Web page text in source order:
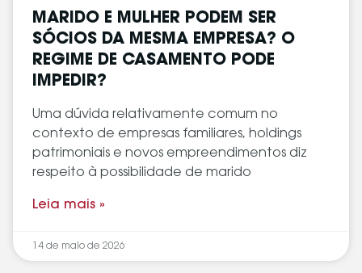
MARIDO E MULHER PODEM SER
SÓCIOS DA MESMA EMPRESA? O
REGIME DE CASAMENTO PODE
IMPEDIR?
Uma dúvida relativamente comum no
contexto de empresas familiares, holdings
patrimoniais e novos empreendimentos diz
respeito à possibilidade de marido
Leia mais »
14 de maio de 2026